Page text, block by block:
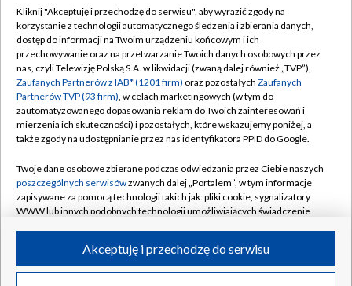
TVP
Abonament TVP
Emisja w TVP
Centrum informacji TVP
Naziemna Telewizja Cyfrowa
Rada Programowa
System NOS
Informacje o nadawcy
Program dla prasy
Regulamin TVP
Polityka prywatności
Moje zgody
Pomoc
Kontakt
Kanały
©2026 Telewizja Polska S.A. w likwidacji
Kliknij "Akceptuję i przechodzę do serwisu", aby wyrazić zgody na
korzystanie z technologii automatycznego śledzenia i zbierania danych,
dostęp do informacji na Twoim urządzeniu końcowym i ich
przechowywanie oraz na przetwarzanie Twoich danych osobowych przez
nas, czyli Telewizję Polską S.A. w likwidacji (zwaną dalej również „TVP”),
Zaufanych Partnerów z IAB* (1201 firm) oraz pozostałych Zaufanych
Partnerów TVP (93 firm), w celach marketingowych (w tym do
zautomatyzowanego dopasowania reklam do Twoich zainteresowań i
mierzenia ich skuteczności) i pozostałych, które wskazujemy poniżej, a
także zgody na udostępnianie przez nas identyfikatora PPID do Google.
Twoje dane osobowe zbierane podczas odwiedzania przez Ciebie naszych
poszczególnych serwisówzwanych dalej „Portalem”, w tym informacje
zapisywane za pomocą technologii takich jak: pliki cookie, sygnalizatory
WWW lub innych podobnych technologii umożliwiających świadczenie
ruchu w Internecie.Akceptuję i przechodzę do serwisu